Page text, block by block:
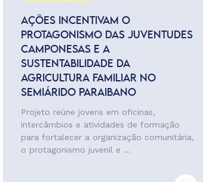
AÇÕES INCENTIVAM O
PROTAGONISMO DAS JUVENTUDES
CAMPONESAS E A
SUSTENTABILIDADE DA
AGRICULTURA FAMILIAR NO
SEMIÁRIDO PARAIBANO
Projeto reúne jovens em oficinas,
intercâmbios e atividades de formação
para fortalecer a organização comunitária,
o protagonismo juvenil e ...